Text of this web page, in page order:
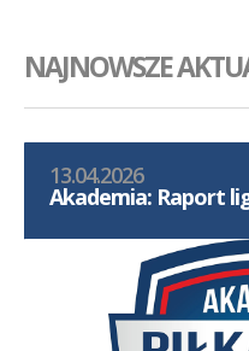
NAJNOWSZE
13.04.2026
Akademia: Raport